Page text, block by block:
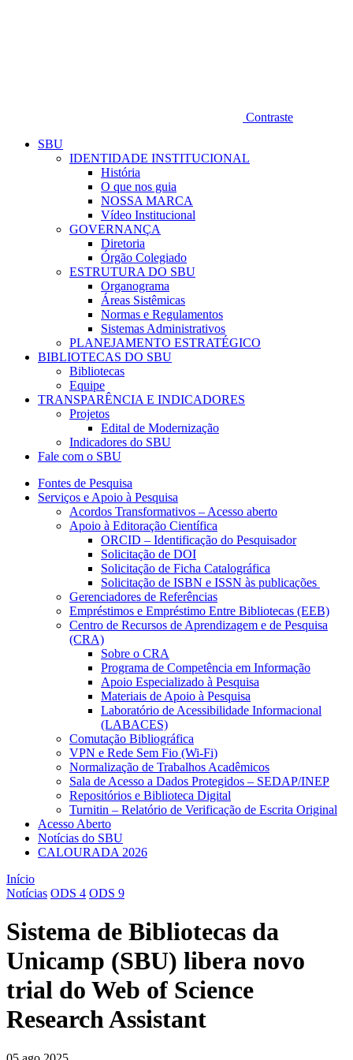
Contraste
SBU
IDENTIDADE INSTITUCIONAL
História
O que nos guia
NOSSA MARCA
Vídeo Institucional
GOVERNANÇA
Diretoria
Órgão Colegiado
ESTRUTURA DO SBU
Organograma
Áreas Sistêmicas
Normas e Regulamentos
Sistemas Administrativos
PLANEJAMENTO ESTRATÉGICO
BIBLIOTECAS DO SBU
Bibliotecas
Equipe
TRANSPARÊNCIA E INDICADORES
Projetos
Edital de Modernização
Indicadores do SBU
Fale com o SBU
Fontes de Pesquisa
Serviços e Apoio à Pesquisa
Acordos Transformativos – Acesso aberto
Apoio à Editoração Científica
ORCID – Identificação do Pesquisador
Solicitação de DOI
Solicitação de Ficha Catalográfica
Solicitação de ISBN e ISSN às publicações
Gerenciadores de Referências
Empréstimos e Empréstimo Entre Bibliotecas (EEB)
Centro de Recursos de Aprendizagem e de Pesquisa
(CRA)
Sobre o CRA
Programa de Competência em Informação
Apoio Especializado à Pesquisa
Materiais de Apoio à Pesquisa
Laboratório de Acessibilidade Informacional
(LABACES)
Comutação Bibliográfica
VPN e Rede Sem Fio (Wi-Fi)
Normalização de Trabalhos Acadêmicos
Sala de Acesso a Dados Protegidos – SEDAP/INEP
Repositórios e Biblioteca Digital
Turnitin – Relatório de Verificação de Escrita Original
Acesso Aberto
Notícias do SBU
CALOURADA 2026
Início
Notícias ODS 4 ODS 9
Sistema de Bibliotecas da
Unicamp (SBU) libera novo
trial do Web of Science
Research Assistant